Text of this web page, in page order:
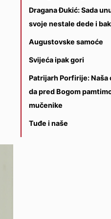
Dragana Đukić: Sada
svoje nestale dede i
Augustovske samoće
Svijeća ipak gori
Patrijarh Porfirije: Naša
da pred Bogom
mučenike
Tuđe i naše